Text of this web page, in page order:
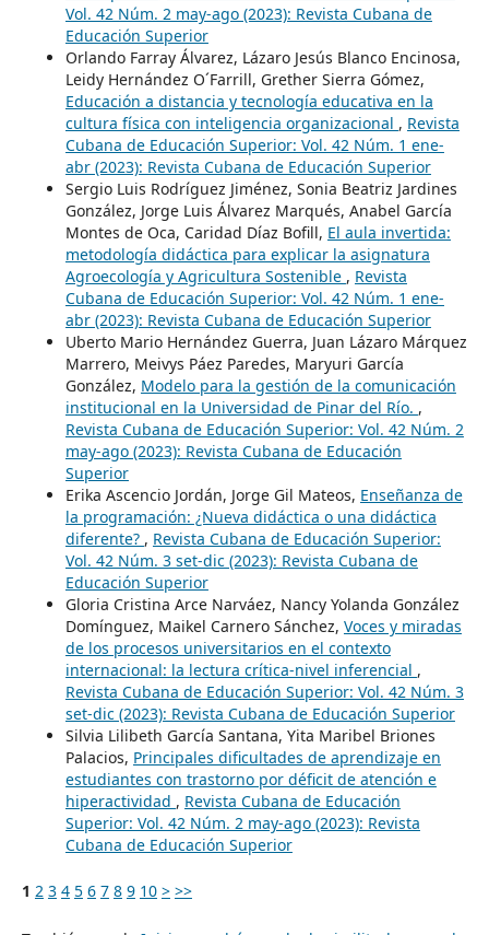
Vol. 42 Núm. 2 may-ago (2023): Revista Cubana de
Educación Superior
Orlando Farray Álvarez, Lázaro Jesús Blanco Encinosa,
Leidy Hernández O´Farrill, Grether Sierra Gómez,
Educación a distancia y tecnología educativa en la
cultura física con inteligencia organizacional , Revista
Cubana de Educación Superior: Vol. 42 Núm. 1 ene-
abr (2023): Revista Cubana de Educación Superior
Sergio Luis Rodríguez Jiménez, Sonia Beatriz Jardines
González, Jorge Luis Álvarez Marqués, Anabel García
Montes de Oca, Caridad Díaz Bofill, El aula invertida:
metodología didáctica para explicar la asignatura
Agroecología y Agricultura Sostenible , Revista
Cubana de Educación Superior: Vol. 42 Núm. 1 ene-
abr (2023): Revista Cubana de Educación Superior
Uberto Mario Hernández Guerra, Juan Lázaro Márquez
Marrero, Meivys Páez Paredes, Maryuri García
González, Modelo para la gestión de la comunicación
institucional en la Universidad de Pinar del Río. ,
Revista Cubana de Educación Superior: Vol. 42 Núm. 2
may-ago (2023): Revista Cubana de Educación
Superior
Erika Ascencio Jordán, Jorge Gil Mateos, Enseñanza de
la programación: ¿Nueva didáctica o una didáctica
diferente? , Revista Cubana de Educación Superior:
Vol. 42 Núm. 3 set-dic (2023): Revista Cubana de
Educación Superior
Gloria Cristina Arce Narváez, Nancy Yolanda González
Domínguez, Maikel Carnero Sánchez, Voces y miradas
de los procesos universitarios en el contexto
internacional: la lectura crítica-nivel inferencial ,
Revista Cubana de Educación Superior: Vol. 42 Núm. 3
set-dic (2023): Revista Cubana de Educación Superior
Silvia Lilibeth García Santana, Yita Maribel Briones
Palacios, Principales dificultades de aprendizaje en
estudiantes con trastorno por déficit de atención e
hiperactividad , Revista Cubana de Educación
Superior: Vol. 42 Núm. 2 may-ago (2023): Revista
Cubana de Educación Superior
1 2 3 4 5 6 7 8 9 10 > >>